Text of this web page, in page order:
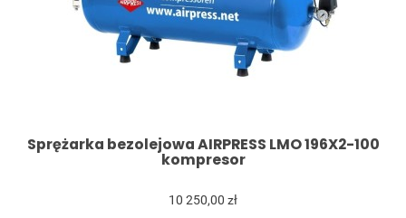
Sprężarka bezolejowa AIRPRESS LMO 196X2-100
kompresor
10 250,00 zł